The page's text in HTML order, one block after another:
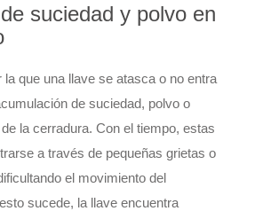
suciedad y polvo en
la que una llave se atasca o no entra
de suciedad, polvo o
la cerradura. Con el tiempo, estas
a través de pequeñas grietas o
el movimiento del
sucede, la llave encuentra